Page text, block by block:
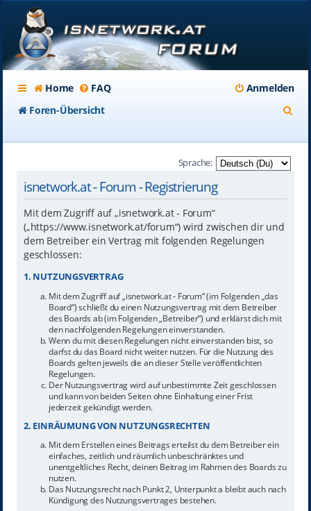
Home FAQ
Anmelden
Foren-Übersicht
Sprache:
isnetwork.at - Forum - Registrierung
Mit dem Zugriff auf „isnetwork.at - Forum“
(„https://www.isnetwork.at/forum“) wird zwischen dir und
dem Betreiber ein Vertrag mit folgenden Regelungen
geschlossen:
1. NUTZUNGSVERTRAG
Mit dem Zugriff auf „isnetwork.at - Forum“ (im Folgenden „das
Board“) schließt du einen Nutzungsvertrag mit dem Betreiber
des Boards ab (im Folgenden „Betreiber“) und erklärst dich mit
den nachfolgenden Regelungen einverstanden.
Wenn du mit diesen Regelungen nicht einverstanden bist, so
darfst du das Board nicht weiter nutzen. Für die Nutzung des
Boards gelten jeweils die an dieser Stelle veröffentlichten
Regelungen.
Der Nutzungsvertrag wird auf unbestimmte Zeit geschlossen
und kann von beiden Seiten ohne Einhaltung einer Frist
jederzeit gekündigt werden.
2. EINRÄUMUNG VON NUTZUNGSRECHTEN
Mit dem Erstellen eines Beitrags erteilst du dem Betreiber ein
einfaches, zeitlich und räumlich unbeschränktes und
unentgeltliches Recht, deinen Beitrag im Rahmen des Boards zu
nutzen.
Das Nutzungsrecht nach Punkt 2, Unterpunkt a bleibt auch nach
Kündigung des Nutzungsvertrages bestehen.